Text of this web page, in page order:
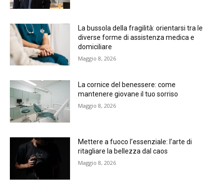
La bussola della fragilità: orientarsi tra le
diverse forme di assistenza medica e
domiciliare
Maggio 8, 2026
La cornice del benessere: come
mantenere giovane il tuo sorriso
Maggio 8, 2026
Mettere a fuoco l’essenziale: l’arte di
ritagliare la bellezza dal caos
Maggio 8, 2026